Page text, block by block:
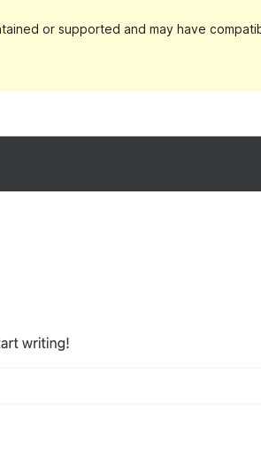
or supported and may have